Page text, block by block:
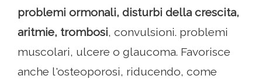
problemi ormonali, disturbi della crescita,
aritmie, trombosi, convulsioni. problemi
muscolari, ulcere o glaucoma. Favorisce
anche l'osteoporosi, riducendo, come